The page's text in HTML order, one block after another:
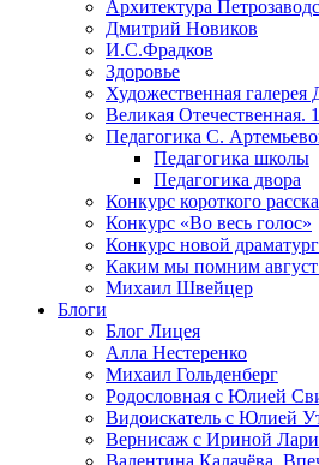
Архитектура
Дмитрий Новиков
И.С.Фрадков
Здоровье
Художественная
Великая Отечественная.
Педагогика С.
Педагогика школы
Педагогика двора
Конкурс короткого
Конкурс «Во весь голос»
Конкурс новой
Каким мы помним
Михаил Швейцер
Блоги
Блог Лицея
Алла Нестеренко
Михаил Гольденберг
Родословная с Юлией
Видоискатель с Юлией
Вернисаж с Ириной